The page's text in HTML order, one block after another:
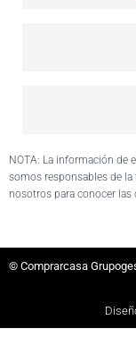
NOTA: La información de
somos responsables de
nosotros para conocer las
© Comprarcasa